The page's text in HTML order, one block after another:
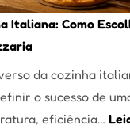
Comer?
Este
Portal
Quer
Resolver
Isso
Italiana: Como
da cozinha
o sucesso de
eficiência…